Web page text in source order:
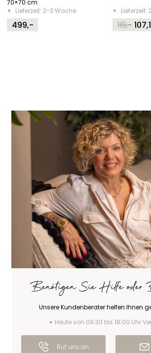
70×70 cm
Lieferzeit: 2-3 Woche
499,-
Lieferzeit:
119,-
Original
Current
Benötigen Sie Hilfe oder
Unsere Kundenberater helfen Ihnen
Heute von 09:30 bis 18:00 Uhr
Ruf uns an